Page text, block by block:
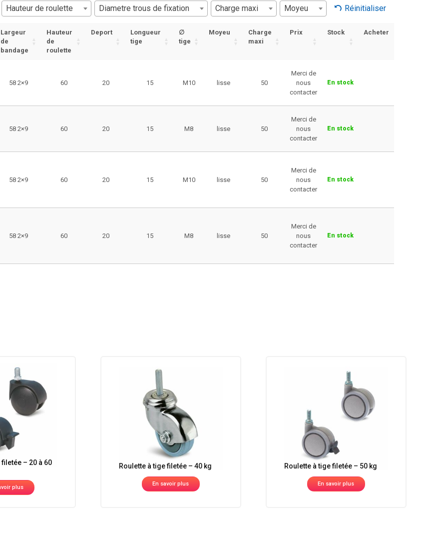
Hauteur de roulette Diametre trous de fixation Charge maxi Moyeu Réinitialiser
Largeur
de
bandage
Hauteur
de
roulette
Deport
Longueur
tige
∅
tige
Moyeu
Charge
maxi
Prix Stock Acheter
58 2×9 60 20 15 M10 lisse 50
Merci de
nous
contacter
En stock
58 2×9 60 20 15 M8 lisse 50
Merci de
nous
contacter
En stock
58 2×9 60 20 15 M10 lisse 50
Merci de
nous
contacter
En stock
58 2×9 60 20 15 M8 lisse 50
Merci de
nous
contacter
En stock
– 20 à 60
plus
Roulette à tige filetée – 40 kg
En savoir plus
Roulette à tige filetée – 50 kg
En savoir plus